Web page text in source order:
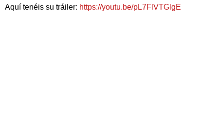
Aquí tenéis su tráiler: https://youtu.be/pL7FlVTGlgE